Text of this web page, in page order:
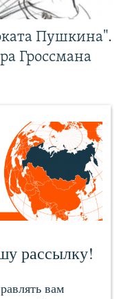
Пушкина".
Гроссмана